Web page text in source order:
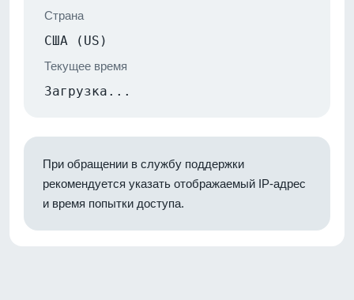
Страна
США (US)
Текущее время
Загрузка...
При обращении в службу поддержки
рекомендуется указать отображаемый IP-адрес
и время попытки доступа.